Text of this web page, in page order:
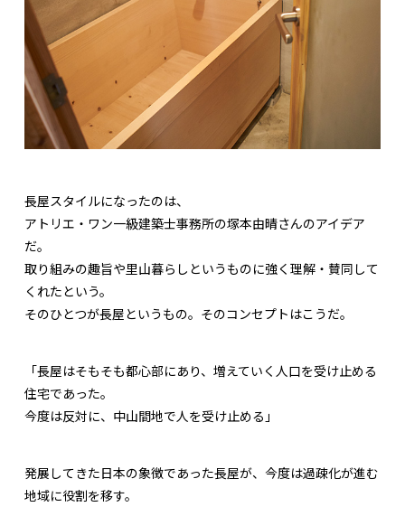
長屋スタイルになったのは、
アトリエ・ワン一級建築士事務所の塚本由晴さんのアイデア
だ。
取り組みの趣旨や里山暮らしというものに強く理解・賛同して
くれたという。
そのひとつが長屋というもの。そのコンセプトはこうだ。
「長屋はそもそも都心部にあり、増えていく人口を受け止める
住宅であった。
今度は反対に、中山間地で人を受け止める」
発展してきた日本の象徴であった長屋が、今度は過疎化が進む
地域に役割を移す。